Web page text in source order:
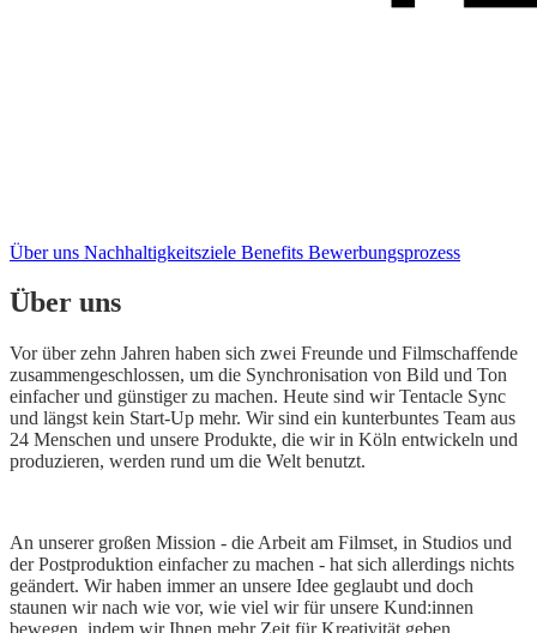
Über uns Nachhaltigkeitsziele Benefits Bewerbungsprozess
Über uns
Vor über zehn Jahren haben sich zwei Freunde und Filmschaffende
zusammengeschlossen, um die Synchronisation von Bild und Ton
einfacher und günstiger zu machen. Heute sind wir Tentacle Sync
und längst kein Start-Up mehr. Wir sind ein kunterbuntes Team aus
24 Menschen und unsere Produkte, die wir in Köln entwickeln und
produzieren, werden rund um die Welt benutzt.
An unserer großen Mission - die Arbeit am Filmset, in Studios und
der Postproduktion einfacher zu machen - hat sich allerdings nichts
geändert. Wir haben immer an unsere Idee geglaubt und doch
staunen wir nach wie vor, wie viel wir für unsere Kund:innen